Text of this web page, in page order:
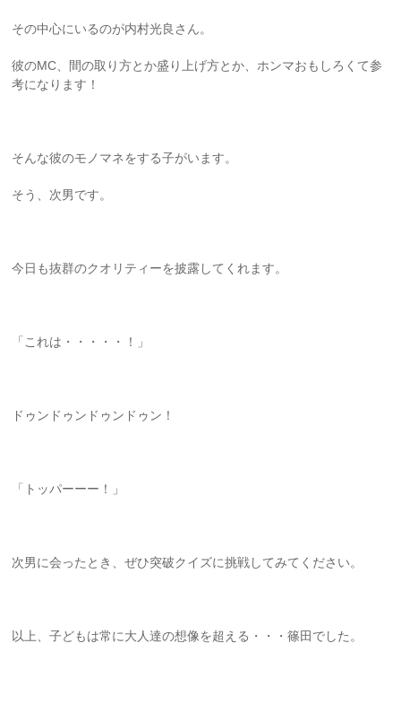
その中心にいるのが内村光良さん。
彼のMC、間の取り方とか盛り上げ方とか、ホンマおもしろくて参
考になります！
そんな彼のモノマネをする子がいます。
そう、次男です。
今日も抜群のクオリティーを披露してくれます。
「これは・・・・・！」
ドゥンドゥンドゥンドゥン！
「トッパーーー！」
次男に会ったとき、ぜひ突破クイズに挑戦してみてください。
以上、子どもは常に大人達の想像を超える・・・篠田でした。